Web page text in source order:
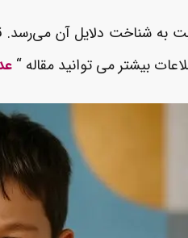
به شناخت دلایل آن می‌رسد.
بیشتر می توانید مقاله “